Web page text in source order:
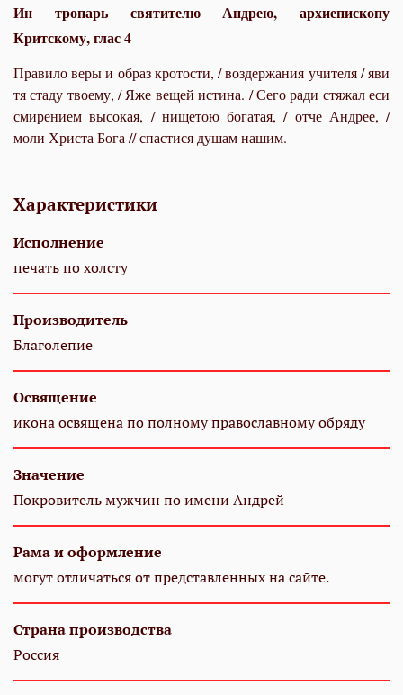
Ин тропарь святителю Андрею, архиепископу
Критскому, глас 4
Правило веры и образ кротости, / воздержания учителя / яви
тя стаду твоему, / Яже вещей истина. / Сего ради стяжал еси
смирением высокая, / нищетою богатая, / отче Андрее, /
моли Христа Бога // спастися душам нашим.
Характеристики
Исполнение
печать по холсту
Производитель
Благолепие
Освящение
икона освящена по полному православному обряду
Значение
Покровитель мужчин по имени Андрей
Рама и оформление
могут отличаться от представленных на сайте.
Страна производства
Россия